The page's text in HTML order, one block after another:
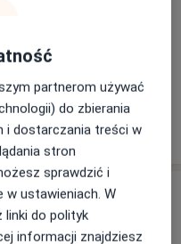
partnerom używać
do zbierania
i dostarczania treści w
stron
sprawdzić i
w ustawieniach. W
linki do polityk
informacji znajdziesz